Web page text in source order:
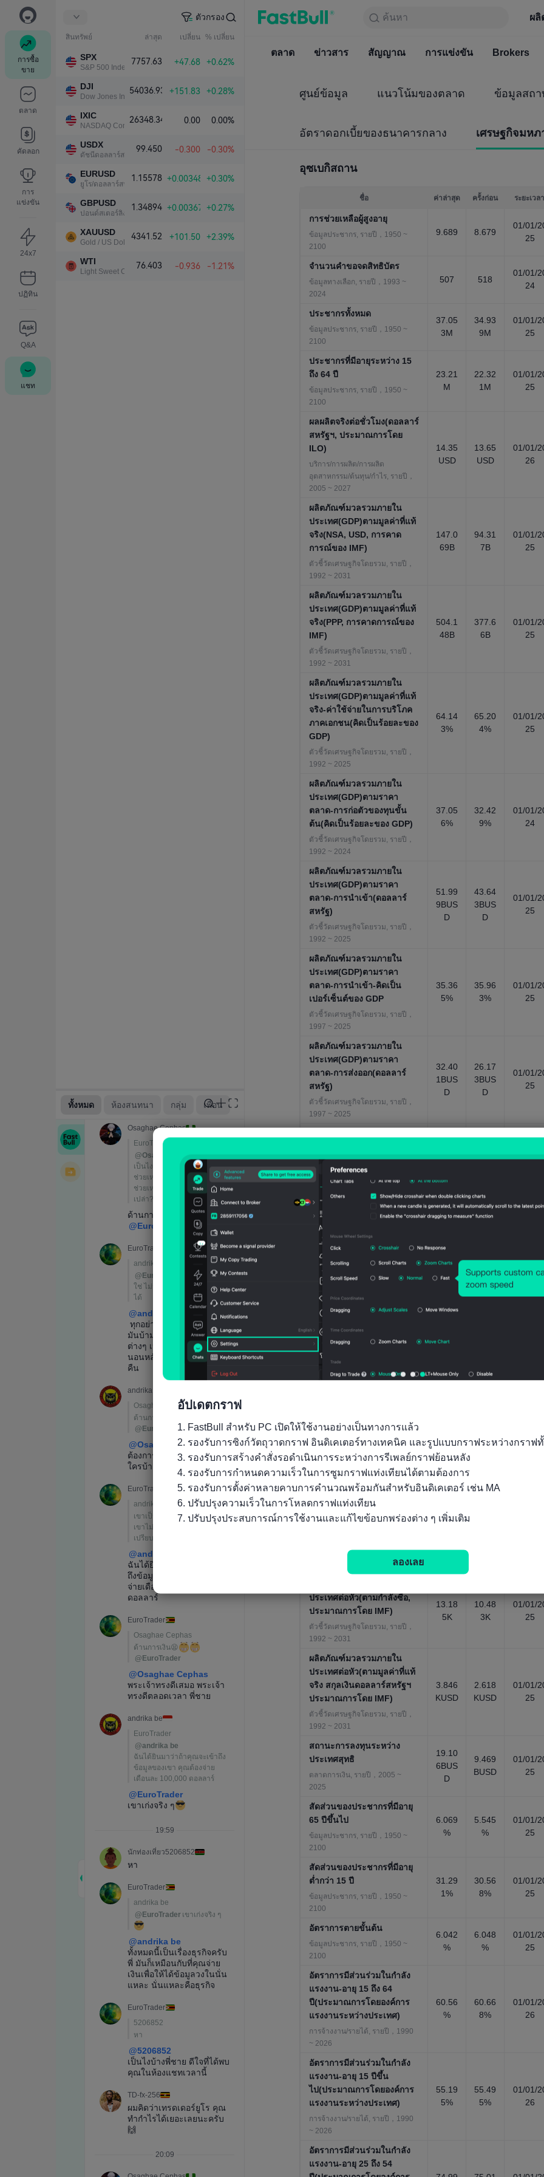
การซื้อ
ขาย
ตลาด
คัดลอก
การ
แข่งขัน
24x7
ปฏิทิน
Q&A
แชท
ตัวกรอง
สินทรัพย์ ล่าสุด เปลี่ยน % เปลี่ยน
SPX
S&P 500 Index
7757.63 +47.68 +0.62%
DJI
Dow Jones Industrial Average
54036.93 +151.83 +0.28%
IXIC
NASDAQ Composite Index
26348.34 0.00 0.00%
USDX
ดัชนีดอลลาร์สหรัฐ
99.450 -0.300 -0.30%
EURUSD
ยูโร/ดอลลาร์สหรัฐ
1.15578 +0.00348 +0.30%
GBPUSD
ปอนด์สเตอร์ลิง/ดอลลาร์สหรัฐ
1.34894 +0.00367 +0.27%
XAUUSD
Gold / US Dollar
4341.52 +101.50 +2.39%
WTI
Light Sweet Crude Oil
76.403 -0.936 -1.21%
ค้นหา ผ
ตลาด ข่าวสาร สัญญาณ การแ
ค้นหา
ฟรีตลอ
ตลาด ข่าวสาร สัญญาณ การแข่งขัน Brokers
ศูนย์ข้อมูล แนวโน้มของตลาด ข้อมูลสถ
อัตราดอกเบี้ยของธนาคารกลาง เศรษฐกิจมหภ
อุซเบกิสถาน
ชื่อ ค่าล่าสุด ครั้งก่อน ระยะเวลา
การช่วยเหลือผู้สูงอายุ
ข้อมูลประชากร, รายปี，1950 ~
2100
9.689 8.679
01/01/
25
จำนวนคำขอจดสิทธิบัตร
ข้อมูลทางเลือก, รายปี，1993 ~
2024
507 518
01/01/
24
ประชากรทั้งหมด
ข้อมูลประชากร, รายปี，1950 ~
2100
37.05
3M
34.93
9M
01/01/
25
ประชากรที่มีอายุระหว่าง 15
ถึง 64 ปี
ข้อมูลประชากร, รายปี，1950 ~
2100
23.21
M
22.32
1M
01/01/
25
ผลผลิตจริงต่อชั่วโมง(ดอลลาร์
สหรัฐฯ, ประมาณการโดย
ILO)
บริการ/การผลิต/การผลิต
อุตสาหกรรม/ต้นทุน/กำไร, รายปี，
2005 ~ 2027
14.35
USD
13.65
USD
01/01/
26
ผลิตภัณฑ์มวลรวมภายใน
ประเทศ(GDP)ตามมูลค่าที่แท้
จริง(NSA, USD, การคาด
การณ์ของ IMF)
ตัวชี้วัดเศรษฐกิจโดยรวม, รายปี，
1992 ~ 2031
147.0
69B
94.31
7B
01/01/
25
ผลิตภัณฑ์มวลรวมภายใน
ประเทศ(GDP)ตามมูลค่าที่แท้
จริง(PPP, การคาดการณ์ของ
IMF)
ตัวชี้วัดเศรษฐกิจโดยรวม, รายปี，
1992 ~ 2031
504.1
48B
377.6
6B
01/01/
25
ผลิตภัณฑ์มวลรวมภายใน
ประเทศ(GDP)ตามมูลค่าที่แท้
จริง-ค่าใช้จ่ายในการบริโภค
ภาคเอกชน(คิดเป็นร้อยละของ
GDP)
ตัวชี้วัดเศรษฐกิจโดยรวม, รายปี，
1992 ~ 2025
64.14
3%
65.20
4%
01/01/
25
ผลิตภัณฑ์มวลรวมภายใน
ประเทศ(GDP)ตามราคา
ตลาด-การก่อตัวของทุนขั้น
ต้น(คิดเป็นร้อยละของ GDP)
ตัวชี้วัดเศรษฐกิจโดยรวม, รายปี，
1992 ~ 2024
37.05
6%
32.42
9%
01/01/
24
ผลิตภัณฑ์มวลรวมภายใน
ประเทศ(GDP)ตามราคา
ตลาด-การนำเข้า(ดอลลาร์
สหรัฐ)
ตัวชี้วัดเศรษฐกิจโดยรวม, รายปี，
1992 ~ 2025
51.99
9BUS
D
43.64
3BUS
D
01/01/
25
ผลิตภัณฑ์มวลรวมภายใน
ประเทศ(GDP)ตามราคา
ตลาด-การนำเข้า-คิดเป็น
เปอร์เซ็นต์ของ GDP
ตัวชี้วัดเศรษฐกิจโดยรวม, รายปี，
1997 ~ 2025
35.36
5%
35.96
3%
01/01/
25
ผลิตภัณฑ์มวลรวมภายใน
ประเทศ(GDP)ตามราคา
ตลาด-การส่งออก(ดอลลาร์
สหรัฐ)
ตัวชี้วัดเศรษฐกิจโดยรวม, รายปี，
1997 ~ 2025
32.40
1BUS
D
26.17
3BUS
D
01/01/
25
ตลาด-รายจ่ายภาครัฐ
ทั่วไป(ดอลลาร์สหรัฐ)
ตัวชี้วัดเศรษฐกิจโดยรวม, รายปี，
1992 ~ 2025
23.39
01/01/
ผลิตภัณฑ์มวลรวมภายใน
ประเทศ(GDP)ตามราคา
ปัจจุบัน-การส่งออก-GDP ใน
รูปเปอร์เซ็นต์
ตัวชี้วัดเศรษฐกิจโดยรวม, รายปี，
22.03
6%
7%
25
ผลิตภัณฑ์มวลรวมภายใน
ปัจจุบัน-รายจ่ายภาครัฐ
ทั่วไป(คิดเป็นร้อยละของ
ตัวชี้วัดเศรษฐกิจโดยรวม, รายปี，
15.90
ประเทศตามมูลค่าที่แท้จริง-ค่า
ใช้จ่ายในการบริโภคภาค
1992 ~ 2025
4BUS
D
9BUS
01/01/20
25
ผลิตภัณฑ์มวลรวมภายใน
ก่อตัวของทุนรวม(ดอลลาร์
ตัวชี้วัดเศรษฐกิจโดยรวม, รายปี，
50.01
ประเทศต่อหัว(ตามกำลังซื้อ,
ประมาณการโดย IMF)
ตัวชี้วัดเศรษฐกิจโดยรวม, รายปี，
1992 ~ 2031
13.18
5K
10.48
3K
01/01/
25
ผลิตภัณฑ์มวลรวมภายใน
ประเทศต่อหัว(ตามมูลค่าที่แท้
จริง สกุลเงินดอลลาร์สหรัฐฯ
ประมาณการโดย IMF)
ตัวชี้วัดเศรษฐกิจโดยรวม, รายปี，
1992 ~ 2031
3.846
KUSD
2.618
KUSD
01/01/
25
สถานะการลงทุนระหว่าง
ประเทศสุทธิ
ตลาดการเงิน, รายปี，2005 ~
2025
19.10
6BUS
D
9.469
BUSD
01/01/
25
สัดส่วนของประชากรที่มีอายุ
65 ปีขึ้นไป
ข้อมูลประชากร, รายปี，1950 ~
2100
6.069
%
5.545
%
01/01/
25
สัดส่วนของประชากรที่มีอายุ
ต่ำกว่า 15 ปี
ข้อมูลประชากร, รายปี，1950 ~
2100
31.29
1%
30.56
8%
01/01/
25
อัตราการตายขั้นต้น
ข้อมูลประชากร, รายปี，1950 ~
2100
6.042
%
6.048
%
01/01/
25
อัตราการมีส่วนร่วมในกำลัง
แรงงาน-อายุ 15 ถึง 64
ปี(ประมาณการโดยองค์การ
แรงงานระหว่างประเทศ)
การจ้างงาน/รายได้, รายปี，1990
~ 2026
60.56
%
60.66
8%
01/01/
26
อัตราการมีส่วนร่วมในกำลัง
แรงงาน-อายุ 15 ปีขึ้น
ไป(ประมาณการโดยองค์การ
แรงงานระหว่างประเทศ)
การจ้างงาน/รายได้, รายปี，1990
~ 2026
55.19
5%
55.49
5%
01/01/
26
อัตราการมีส่วนร่วมในกำลัง
แรงงาน-อายุ 25 ถึง 54
อัปเดตกราฟ
1. FastBull สำหรับ PC เปิดให้ใช้งานอย่างเป็นทางการแล้ว
2. รองรับการซิงก์วัตถุวาดกราฟ อินดิเคเตอร์ทางเทคนิค และรูปแบบกราฟระหว่างกราฟ
3. รองรับการสร้างคำสั่งรอดำเนินการระหว่างการรีเพลย์กราฟย้อนหลัง
4. รองรับการกำหนดความเร็วในการซูมกราฟแท่งเทียนได้ตามต้องการ
5. รองรับการตั้งค่าหลายคาบการคำนวณพร้อมกันสำหรับอินดิเคเตอร์ เช่น MA
6. ปรับปรุงความเร็วในการโหลดกราฟแท่งเทียน
7. ปรับปรุงประสบการณ์การใช้งานและแก้ไขข้อบกพร่องต่าง ๆ เพิ่มเติม
ลองเลย